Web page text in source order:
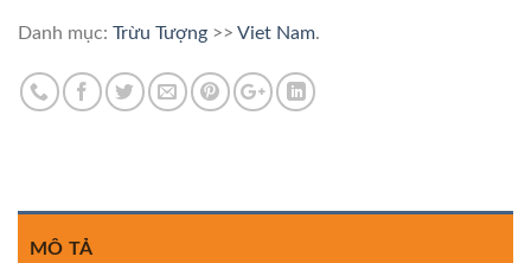
Danh mục: Trừu Tượng >> Viet Nam.
MÔ TẢ